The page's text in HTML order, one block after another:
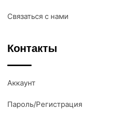
Связаться с нами
Контакты
Аккаунт
Пароль/Регистрация